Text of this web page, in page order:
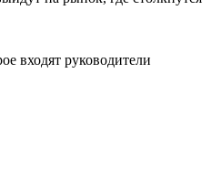
входят руководители